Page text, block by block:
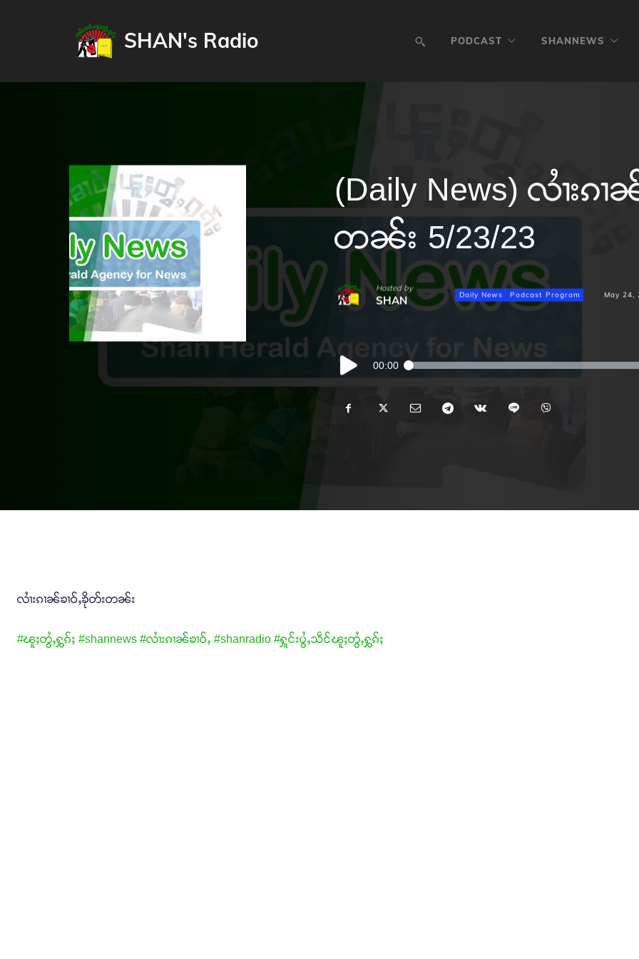
SHAN's Radio PODCAST SHANNEWS
(Daily News) လၢႆးၵၢ
တၼ်း 5/23/23
Hosted by
SHAN Daily News Podcast Program May 24,
Audio
Player
00:00
လၢႆးၵၢၼ်ၶၢဝ်ႇၶိုတ်းတၼ်း
#ၽူႈတွႆႇႁွၵ်ႈ #shannews #လၢႆးၵၢၼ်ၶၢဝ်ႇ #shanradio #ႁူင်းပွႆႇသဵင်ၽူႈတွႆႇႁွၵ်ႈ